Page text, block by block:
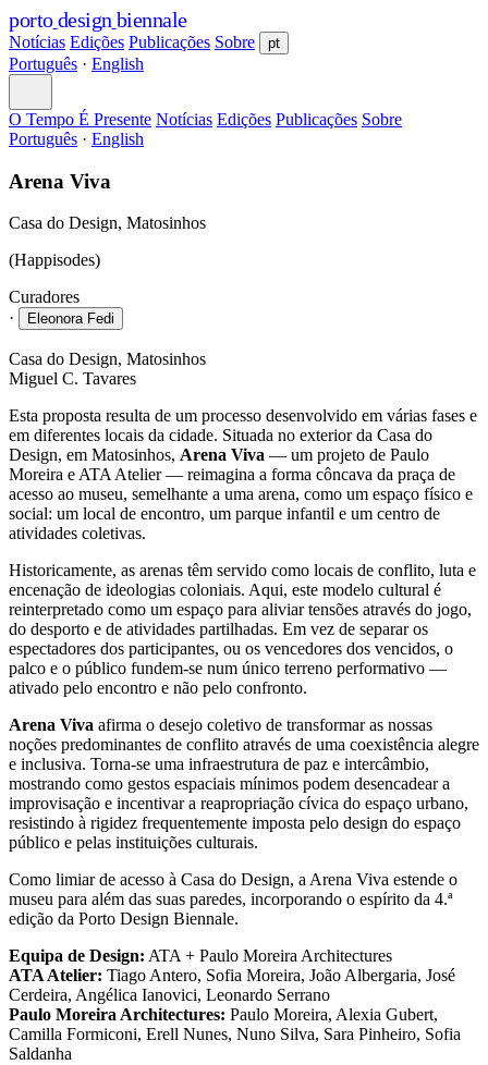
porto design biennale
Notícias Edições Publicações Sobre pt
Português · English
O Tempo É Presente Notícias Edições Publicações Sobre
Português · English
Arena Viva
Casa do Design, Matosinhos
(Happisodes)
Curadores
·
Eleonora Fedi
Casa do Design, Matosinhos
Miguel C. Tavares
Esta proposta resulta de um processo desenvolvido em várias fases e
em diferentes locais da cidade. Situada no exterior da Casa do
Design, em Matosinhos, Arena Viva — um projeto de Paulo
Moreira e ATA Atelier — reimagina a forma côncava da praça de
acesso ao museu, semelhante a uma arena, como um espaço físico e
social: um local de encontro, um parque infantil e um centro de
atividades coletivas.
Historicamente, as arenas têm servido como locais de conflito, luta e
encenação de ideologias coloniais. Aqui, este modelo cultural é
reinterpretado como um espaço para aliviar tensões através do jogo,
do desporto e de atividades partilhadas. Em vez de separar os
espectadores dos participantes, ou os vencedores dos vencidos, o
palco e o público fundem-se num único terreno performativo —
ativado pelo encontro e não pelo confronto.
Arena Viva afirma o desejo coletivo de transformar as nossas
noções predominantes de conflito através de uma coexistência alegre
e inclusiva. Torna-se uma infraestrutura de paz e intercâmbio,
mostrando como gestos espaciais mínimos podem desencadear a
improvisação e incentivar a reapropriação cívica do espaço urbano,
resistindo à rigidez frequentemente imposta pelo design do espaço
público e pelas instituições culturais.
Como limiar de acesso à Casa do Design, a Arena Viva estende o
museu para além das suas paredes, incorporando o espírito da 4.ª
edição da Porto Design Biennale.
Equipa de Design: ATA + Paulo Moreira Architectures
ATA Atelier: Tiago Antero, Sofia Moreira, João Albergaria, José
Cerdeira, Angélica Ianovici, Leonardo Serrano
Paulo Moreira Architectures: Paulo Moreira, Alexia Gubert,
Camilla Formiconi, Erell Nunes, Nuno Silva, Sara Pinheiro, Sofia
Saldanha